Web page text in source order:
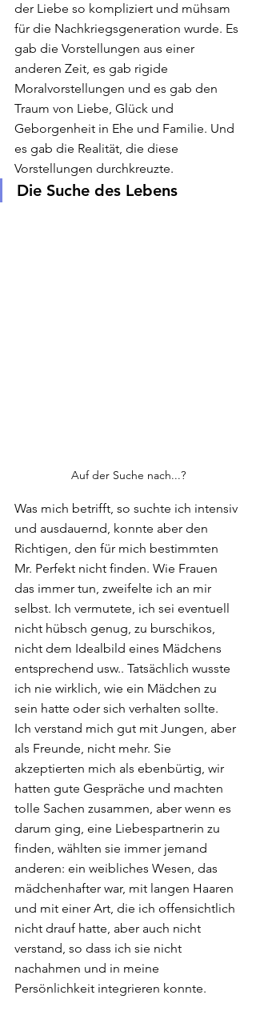
der Liebe so kompliziert und mühsam
für die Nachkriegsgeneration wurde. Es
gab die Vorstellungen aus einer
anderen Zeit, es gab rigide
Moralvorstellungen und es gab den
Traum von Liebe, Glück und
Geborgenheit in Ehe und Familie. Und
es gab die Realität, die diese
Vorstellungen durchkreuzte.
Die Suche des Lebens
Auf der Suche nach...?
Was mich betrifft, so suchte ich intensiv
und ausdauernd, konnte aber den
Richtigen, den für mich bestimmten
Mr. Perfekt nicht finden. Wie Frauen
das immer tun, zweifelte ich an mir
selbst. Ich vermutete, ich sei eventuell
nicht hübsch genug, zu burschikos,
nicht dem Idealbild eines Mädchens
entsprechend usw.. Tatsächlich wusste
ich nie wirklich, wie ein Mädchen zu
sein hatte oder sich verhalten sollte.
Ich verstand mich gut mit Jungen, aber
als Freunde, nicht mehr. Sie
akzeptierten mich als ebenbürtig, wir
hatten gute Gespräche und machten
tolle Sachen zusammen, aber wenn es
darum ging, eine Liebespartnerin zu
finden, wählten sie immer jemand
anderen: ein weibliches Wesen, das
mädchenhafter war, mit langen Haaren
und mit einer Art, die ich offensichtlich
nicht drauf hatte, aber auch nicht
verstand, so dass ich sie nicht
nachahmen und in meine
Persönlichkeit integrieren konnte.